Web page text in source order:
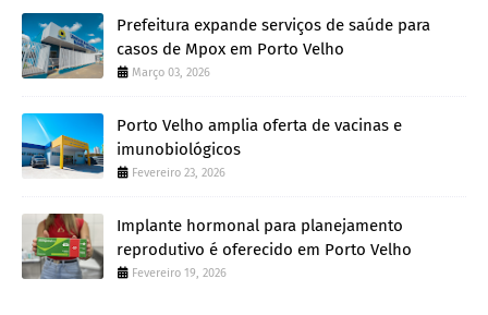
Prefeitura expande serviços de saúde para
casos de Mpox em Porto Velho
Março 03, 2026
Porto Velho amplia oferta de vacinas e
imunobiológicos
Fevereiro 23, 2026
Implante hormonal para planejamento
reprodutivo é oferecido em Porto Velho
Fevereiro 19, 2026